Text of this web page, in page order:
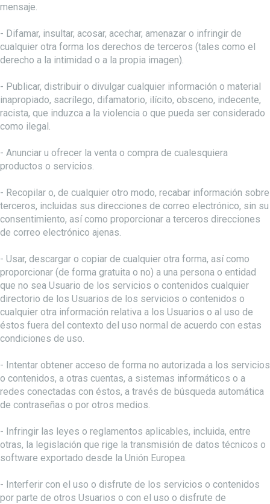
mensaje.
- Difamar, insultar, acosar, acechar, amenazar o infringir de
cualquier otra forma los derechos de terceros (tales como el
derecho a la intimidad o a la propia imagen).
- Publicar, distribuir o divulgar cualquier información o material
inapropiado, sacrílego, difamatorio, ilícito, obsceno, indecente,
racista, que induzca a la violencia o que pueda ser considerado
como ilegal.
- Anunciar u ofrecer la venta o compra de cualesquiera
productos o servicios.
- Recopilar o, de cualquier otro modo, recabar información sobre
terceros, incluidas sus direcciones de correo electrónico, sin su
consentimiento, así como proporcionar a terceros direcciones
de correo electrónico ajenas.
- Usar, descargar o copiar de cualquier otra forma, así como
proporcionar (de forma gratuita o no) a una persona o entidad
que no sea Usuario de los servicios o contenidos cualquier
directorio de los Usuarios de los servicios o contenidos o
cualquier otra información relativa a los Usuarios o al uso de
éstos fuera del contexto del uso normal de acuerdo con estas
condiciones de uso.
- Intentar obtener acceso de forma no autorizada a los servicios
o contenidos, a otras cuentas, a sistemas informáticos o a
redes conectadas con éstos, a través de búsqueda automática
de contraseñas o por otros medios.
- Infringir las leyes o reglamentos aplicables, incluida, entre
otras, la legislación que rige la transmisión de datos técnicos o
software exportado desde la Unión Europea.
- Interferir con el uso o disfrute de los servicios o contenidos
por parte de otros Usuarios o con el uso o disfrute de